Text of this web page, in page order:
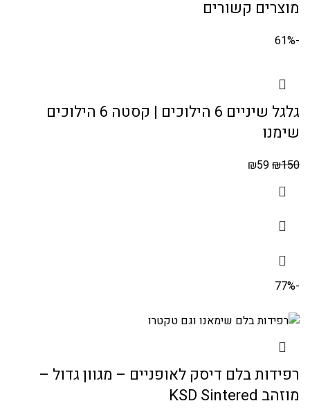
מוצרים קשורים
-61%
גלגל שיניים 6 הילוכים | קסטה 6 הילוכים
שימנו
₪150
₪59
-77%
רפידות בלם דיסק לאופניים – מגוון גדול –
מוזהב KSD Sintered